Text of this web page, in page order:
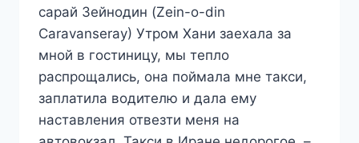
сарай Зейнодин (Zein-o-din
Caravanseray) Утром Хани заехала за
мной в гостиницу, мы тепло
распрощались, она поймала мне такси,
заплатила водителю и дала ему
наставления отвезти меня на